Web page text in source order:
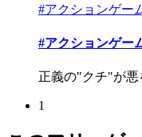
#アクションゲー
#アクションゲー
正義の"クチ"が悪
1